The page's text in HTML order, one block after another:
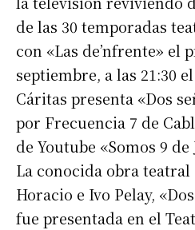
de las 30 temporadas
con «Las de’nfrente» el
septiembre, a las 21:30
Cáritas presenta «Dos
por Frecuencia 7 de
de Youtube «Somos 9 de
La conocida obra
Horacio e Ivo Pelay,
fue presentada en el